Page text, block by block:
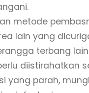
metode
lain yang
terbang
diistirahatkan
yang parah,